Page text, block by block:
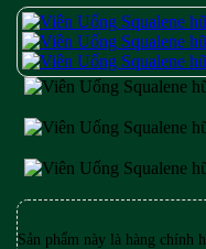
Sản phẩm này là hàng chính